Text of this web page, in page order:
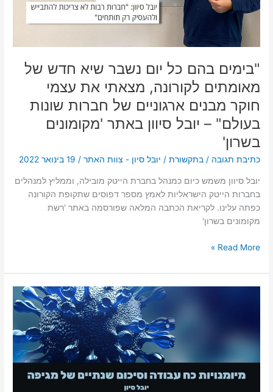
"בימים בהם כל יום נשבר שיא חדש של
מאומתים לקורונה, מצאתי את עצמי
חוקר מבנים ארגוניים של חברות שונות
בעולם" – יובל סיוון באתר 'מקומונים
בשרון'
כתיבת תגובה /בתקשורת / יובל סיון - צוות האתר/ 19 בינואר 2022
יובל סיוון משמש כיום כמנהל בחברת הייטק מובילה, וממליץ למנהלים
בחברות הייטק הישראליות לאמץ מספר דפוסים שתקופת הקורונה
כפתה עלינו. לקריאת הכתבה המלאה שפורסמה באתר 'רשת
מקומונים בשרון'
של
מאומתים
לקורונה,
מצאתי
את
עצמי
חוקר
מבנים
ארגוניים
של
חברות
שונות
–
יובל
סיוון
באתר
בשרון'
Read More »
עבודה
וסיכום
שנתיים